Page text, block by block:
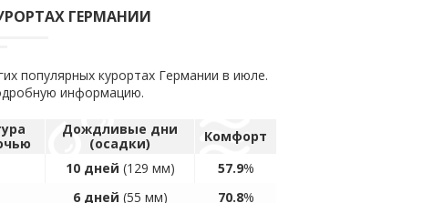
ГЕРМАНИИ
популярных курортах Германии в июле.
информацию.
Дождливые дни
(осадки)
Комфорт
10 дней (129 мм) 57.9%
6 дней (55 мм) 70.8%